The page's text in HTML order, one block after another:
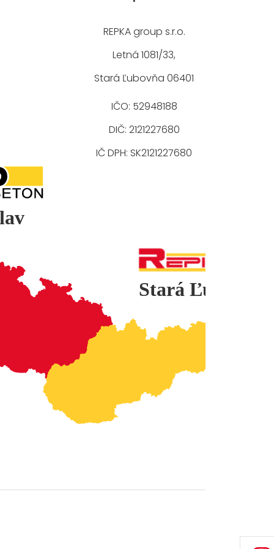
REPKA group s.r.o.
Letná 1081/33,
Stará Ľubovňa 06401
IČO: 52948188
DIČ: 2121227680
IČ DPH: SK2121227680
Stará Ľubovňa